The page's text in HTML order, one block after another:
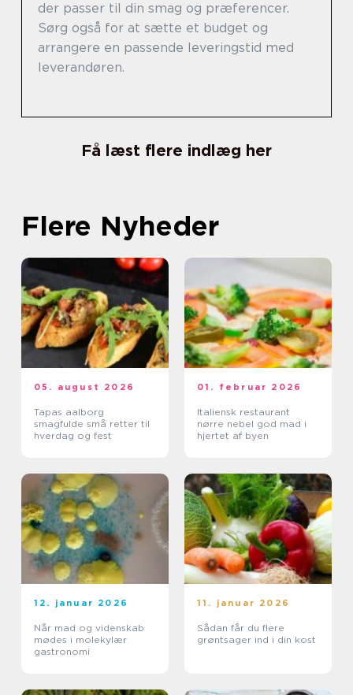
der passer til din smag og præferencer.
Sørg også for at sætte et budget og
arrangere en passende leveringstid med
leverandøren.
Få læst flere indlæg her
Flere Nyheder
05. august 2026
Tapas aalborg
smagfulde små retter til
hverdag og fest
01. februar 2026
Italiensk restaurant
nørre nebel god mad i
hjertet af byen
12. januar 2026
Når mad og videnskab
mødes i molekylær
gastronomi
11. januar 2026
Sådan får du flere
grøntsager ind i din kost